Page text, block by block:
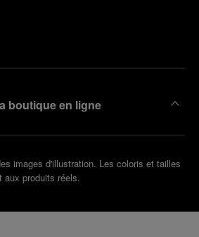
boutique en ligne
images d'illustration. Les coloris et tailles
aux produits réels.